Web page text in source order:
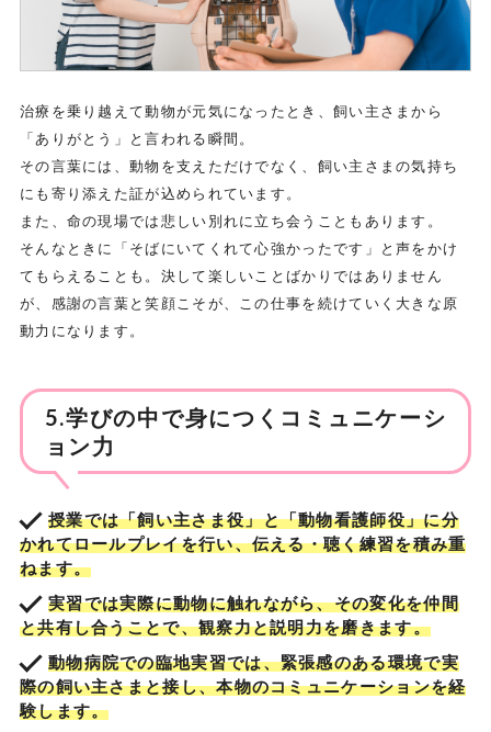
治療を乗り越えて動物が元気になったとき、飼い主さまから
「ありがとう」と言われる瞬間。
その言葉には、動物を支えただけでなく、飼い主さまの気持ち
にも寄り添えた証が込められています。
また、命の現場では悲しい別れに立ち会うこともあります。
そんなときに「そばにいてくれて心強かったです」と声をかけ
てもらえることも。決して楽しいことばかりではありません
が、感謝の言葉と笑顔こそが、この仕事を続けていく大きな原
動力になります。
5.学びの中で身につくコミュニケーシ
ョン力
授業では「飼い主さま役」と「動物看護師役」に分
かれてロールプレイを行い、伝える・聴く練習を積み重
ねます。
実習では実際に動物に触れながら、その変化を仲間
と共有し合うことで、観察力と説明力を磨きます。
動物病院での臨地実習では、緊張感のある環境で実
際の飼い主さまと接し、本物のコミュニケーションを経
験します。